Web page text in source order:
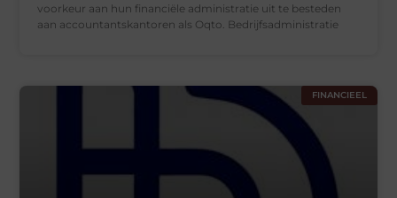
voorkeur aan hun financiële administratie uit te besteden
aan accountantskantoren als Oqto. Bedrijfsadministratie
FINANCIEEL